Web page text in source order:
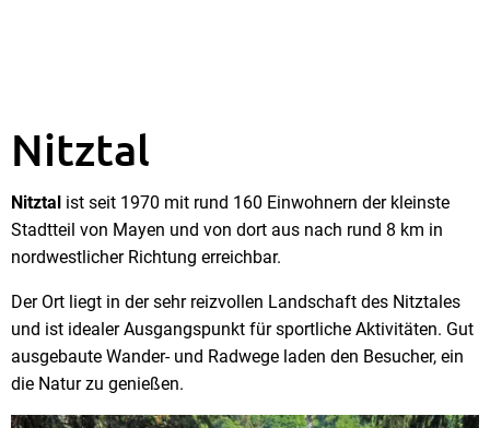
Nitztal
Nitztal ist seit 1970 mit rund 160 Einwohnern der kleinste
Stadtteil von Mayen und von dort aus nach rund 8 km in
nordwestlicher Richtung erreichbar.
Der Ort liegt in der sehr reizvollen Landschaft des Nitztales
und ist idealer Ausgangspunkt für sportliche Aktivitäten. Gut
ausgebaute Wander- und Radwege laden den Besucher, ein
die Natur zu genießen.